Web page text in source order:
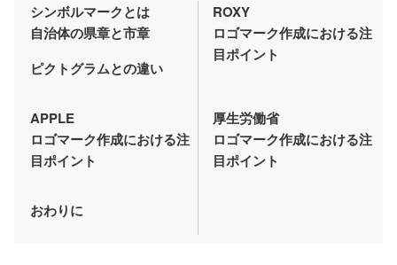
シンボルマークとは
自治体の県章と市章
ピクトグラムとの違い
ROXY
ロゴマーク作成における注
目ポイント
APPLE
ロゴマーク作成における注
目ポイント
厚生労働省
ロゴマーク作成における注
目ポイント
おわりに